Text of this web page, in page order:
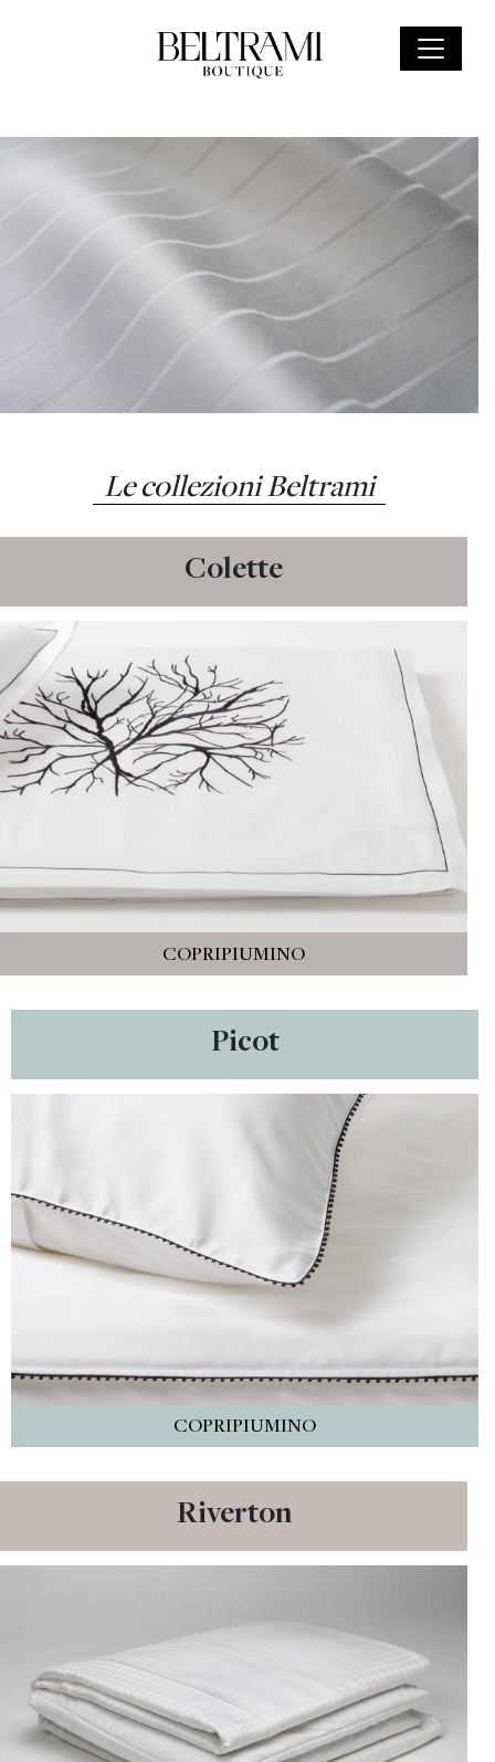
Le collezioni Beltrami
Colette
COPRIPIUMINO
Picot
COPRIPIUMINO
Riverton